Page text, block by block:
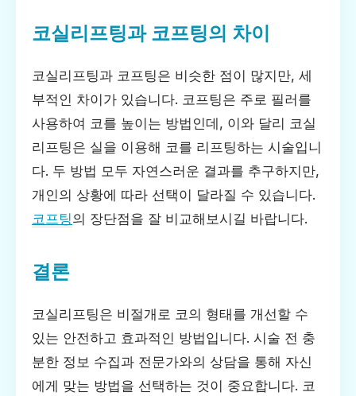
코실리프팅과 코프팅의 차이
코실리프팅과 코프팅은 비슷한 점이 많지만, 세
부적인 차이가 있습니다. 코프팅은 주로 필러를
사용하여 코를 높이는 방법인데, 이와 달리 코실
리프팅은 실을 이용해 코를 리프팅하는 시술입니
다. 두 방법 모두 자연스러운 결과를 추구하지만,
개인의 상황에 따라 선택이 달라질 수 있습니다.
코프팅의 장단점을 잘 비교해보시길 바랍니다.
결론
코실리프팅은 비절개로 코의 형태를 개선할 수
있는 안전하고 효과적인 방법입니다. 시술 전 충
분한 정보 수집과 전문가와의 상담을 통해 자신
에게 맞는 방법을 선택하는 것이 중요합니다. 코